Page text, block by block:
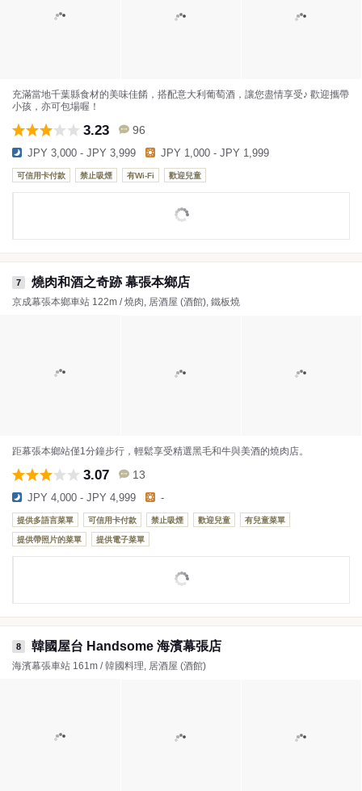
充滿當地千葉縣食材的美味佳餚，搭配意大利葡萄酒，讓您盡情享受♪ 歡迎攜帶
小孩，亦可包場喔！
3.23 96
JPY 3,000 - JPY 3,999 JPY 1,000 - JPY 1,999
可信用卡付款 禁止吸煙 有Wi-Fi 歡迎兒童
7 燒肉和酒之奇跡 幕張本鄉店
京成幕張本鄉車站 122m / 燒肉, 居酒屋 (酒館), 鐵板燒
距幕張本鄉站僅1分鐘步行，輕鬆享受精選黑毛和牛與美酒的燒肉店。
3.07 13
JPY 4,000 - JPY 4,999 -
提供多語言菜單 可信用卡付款 禁止吸煙 歡迎兒童 有兒童菜單
提供帶照片的菜單 提供電子菜單
8 韓國屋台 Handsome 海濱幕張店
海濱幕張車站 161m / 韓國料理, 居酒屋 (酒館)